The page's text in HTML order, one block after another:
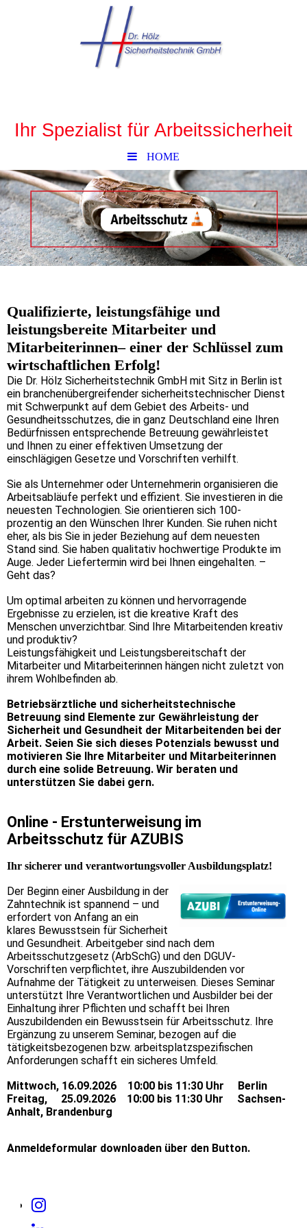
Ihr Spezialist für Arbeitssicherheit
HOME
Qualifizierte, leistungsfähige und
leistungsbereite Mitarbeiter und
Mitarbeiterinnen– einer der Schlüssel zum
wirtschaftlichen Erfolg!
Die Dr. Hölz Sicherheitstechnik GmbH mit Sitz in Berlin ist
ein branchenübergreifender sicherheitstechnischer Dienst
mit Schwerpunkt auf dem Gebiet des Arbeits- und
Gesundheitsschutzes, die in ganz Deutschland eine Ihren
Bedürfnissen entsprechende Betreuung gewährleistet
und Ihnen zu einer effektiven Umsetzung der
einschlägigen Gesetze und Vorschriften verhilft.
Sie als Unternehmer oder Unternehmerin organisieren die
Arbeitsabläufe perfekt und effizient. Sie investieren in die
neuesten Technologien. Sie orientieren sich 100-
prozentig an den Wünschen Ihrer Kunden. Sie ruhen nicht
eher, als bis Sie in jeder Beziehung auf dem neuesten
Stand sind. Sie haben qualitativ hochwertige Produkte im
Auge. Jeder Liefertermin wird bei Ihnen eingehalten. –
Geht das?
Um optimal arbeiten zu können und hervorragende
Ergebnisse zu erzielen, ist die kreative Kraft des
Menschen unverzichtbar. Sind Ihre Mitarbeitenden kreativ
und produktiv?
Leistungsfähigkeit und Leistungsbereitschaft der
Mitarbeiter und Mitarbeiterinnen hängen nicht zuletzt von
ihrem Wohlbefinden ab.
Betriebsärztliche und sicherheitstechnische
Betreuung sind Elemente zur Gewährleistung der
Sicherheit und Gesundheit der Mitarbeitenden bei der
Arbeit. Seien Sie sich dieses Potenzials bewusst und
motivieren Sie Ihre Mitarbeiter und Mitarbeiterinnen
durch eine solide Betreuung. Wir beraten und
unterstützen Sie dabei gern.
Online - Erstunterweisung im
Arbeitsschutz für AZUBIS
Ihr sicherer und verantwortungsvoller Ausbildungsplatz!
Der Beginn einer Ausbildung in der
Zahntechnik ist spannend – und
erfordert von Anfang an ein
klares Bewusstsein für Sicherheit
und Gesundheit. Arbeitgeber sind nach dem
Arbeitsschutzgesetz (ArbSchG) und den DGUV-
Vorschriften verpflichtet, ihre Auszubildenden vor
Aufnahme der Tätigkeit zu unterweisen. Dieses Seminar
unterstützt Ihre Verantwortlichen und Ausbilder bei der
Einhaltung ihrer Pflichten und schafft bei Ihren
Auszubildenden ein Bewusstsein für Arbeitsschutz. Ihre
Ergänzung zu unserem Seminar, bezogen auf die
tätigkeitsbezogenen bzw. arbeitsplatzspezifischen
Anforderungen schafft ein sicheres Umfeld.
Mittwoch, 16.09.2026 10:00 bis 11:30 Uhr Berlin
Freitag, 25.09.2026 10:00 bis 11:30 Uhr Sachsen-
Anhalt, Brandenburg
Anmeldeformular downloaden über den Button.